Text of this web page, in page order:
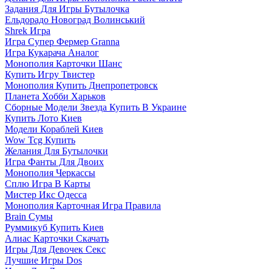
Задания Для Игры Бутылочка
Ельдорадо Новоград Волинський
Shrek Игра
Игра Супер Фермер Granna
Игра Кукарача Аналог
Монополия Карточки Шанс
Купить Игру Твистер
Монополия Купить Днепропетровск
Планета Хобби Харьков
Сборные Модели Звезда Купить В Украине
Купить Лото Киев
Модели Кораблей Киев
Wow Tcg Купить
Желания Для Бутылочки
Игра Фанты Для Двоих
Монополия Черкассы
Сплю Игра В Карты
Мистер Икс Одесса
Монополия Карточная Игра Правила
Brain Сумы
Руммикуб Купить Киев
Алиас Карточки Скачать
Игры Для Девочек Секс
Лучшие Игры Dos